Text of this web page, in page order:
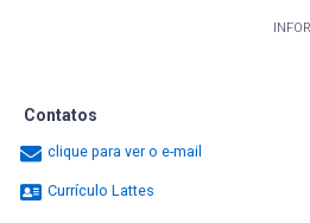
Contatos
clique para ver o e-mail
Currículo Lattes